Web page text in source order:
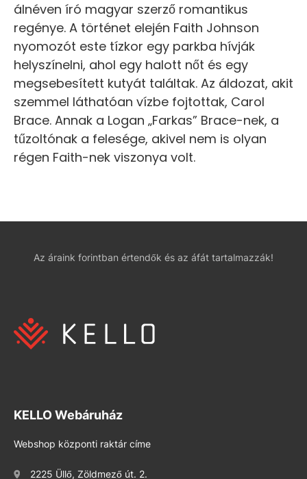
álnéven író magyar szerző romantikus
regénye. A történet elején Faith Johnson
nyomozót este tízkor egy parkba hívják
helyszínelni, ahol egy halott nőt és egy
megsebesített kutyát találtak. Az áldozat, akit
szemmel láthatóan vízbe fojtottak, Carol
Brace. Annak a Logan „Farkas” Brace-nek, a
tűzoltónak a felesége, akivel nem is olyan
régen Faith-nek viszonya volt.
Az áraink forintban értendők és az áfát tartalmazzák!
KELLO Webáruház
Webshop központi raktár címe
2225 Üllő, Zöldmező út. 2.